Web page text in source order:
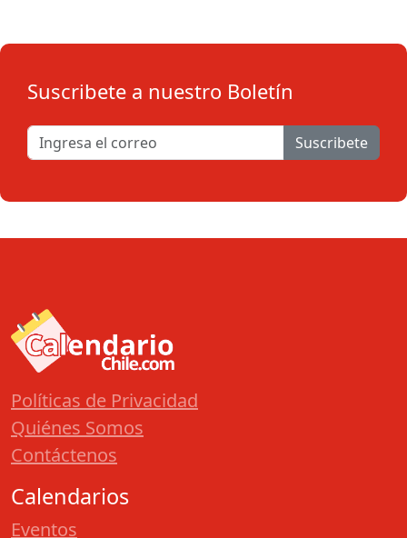
Suscribete a nuestro Boletín
Suscribete
Políticas de Privacidad
Quiénes Somos
Contáctenos
Calendarios
Eventos